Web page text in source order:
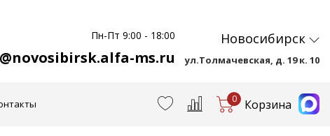
Пн-Пт 9:00 - 18:00
ms.ru
Новосибирск
ул.Толмачевская, д. 19 к. 10
0 Корзина